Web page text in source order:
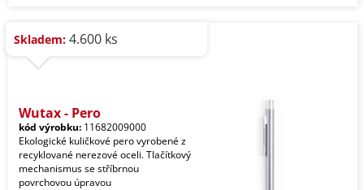
Skladem: 4.600 ks
Wutax - Pero
kód výrobku: 11682009000
Ekologické kuličkové pero vyrobené z
recyklované nerezové oceli. Tlačítkový
mechanismus se stříbrnou
povrchovou úpravou